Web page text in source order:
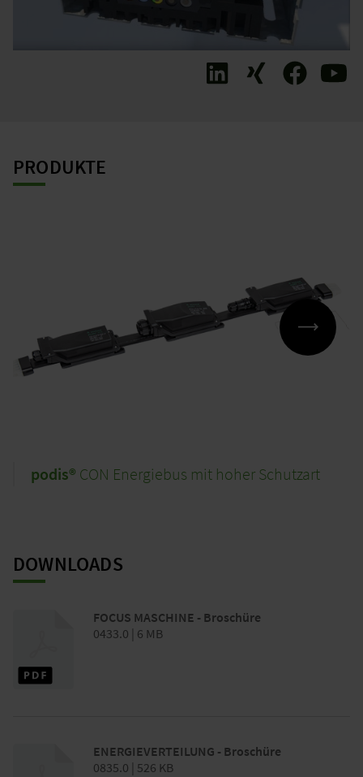
PRODUKTE
podis® CON Energiebus mit hoher Schutzart
DOWNLOADS
FOCUS MASCHINE - Broschüre
0433.0 | 6 MB
ENERGIEVERTEILUNG - Broschüre
0835.0 | 526 KB